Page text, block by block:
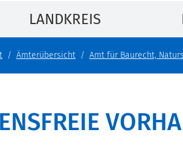
LANDKREIS
Ämterübersicht Amt für Baurecht,